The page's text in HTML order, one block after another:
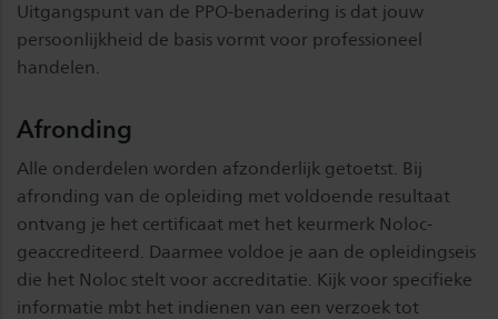
Uitgangspunt van de PPO-benadering is dat jouw
persoonlijkheid de basis vormt voor professioneel
handelen.
Afronding
Alle onderdelen worden afzonderlijk getoetst. Bij
afronding van de opleiding met voldoende resultaat
ontvang je het certificaat met het keurmerk Noloc-
geaccrediteerd. Daarmee voldoe je aan de opleidingseis
die het Noloc stelt voor accreditatie. Kijk voor specifieke
informatie mbt het indienen van een verzoek tot